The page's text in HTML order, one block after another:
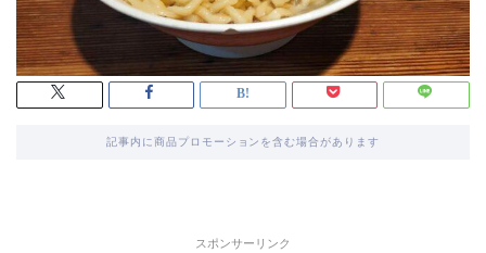
記事内に商品プロモーションを含む場合があります
スポンサーリンク